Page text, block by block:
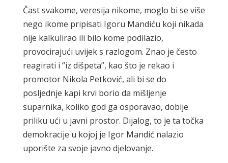
Čast svakome, veresija nikome, moglo bi se više
nego ikome pripisati Igoru Mandiću koji nikada
nije kalkulirao ili bilo kome podilazio,
provocirajući uvijek s razlogom. Znao je često
reagirati i ”iz dišpeta”, kao što je rekao i
promotor Nikola Petković, ali bi se do
posljednje kapi krvi borio da mišljenje
suparnika, koliko god ga osporavao, dobije
priliku ući u javni prostor. Dijalog, to je ta točka
demokracije u kojoj je Igor Mandić nalazio
uporište za svoje javno djelovanje.